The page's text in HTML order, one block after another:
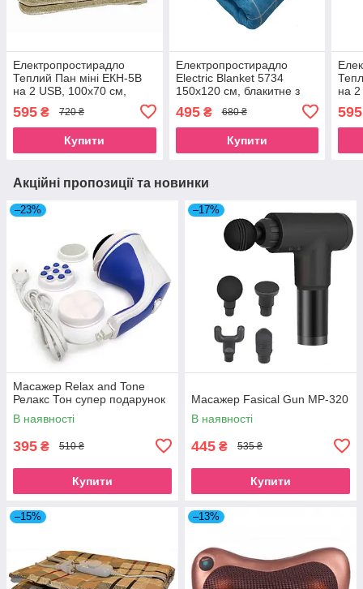
Електропростирадло
Теплий Пан міні ЕКН-5В
на 2 USB, 100х70 см,
595 ₴ 720 ₴
Купити
Електропростирадло
Electric Blanket 5734
150х120 см, блакитне з
495₴ 680 ₴
Купити
на 2
595
Акційні пропозиції та новинки
–23%
Масажер Relax and Tone
Релакс Тон супер подарунок
В наявності
395 ₴ 510 ₴
Купити
–17%
Масажер Fasical Gun MP-320
В наявності
445 ₴ 535 ₴
Купити
–15% –13%